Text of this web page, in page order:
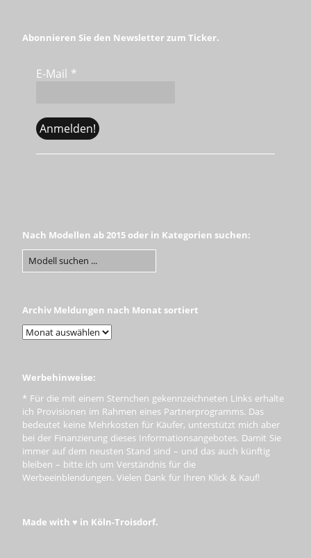
Abonnieren Sie den Newsletter zum Ticker.
E-Mail *
Nach Modellen ab 2015 oder in Kategorien suchen:
Archiv Meldungen nach Monat sortiert
Werbehinweise:
* Für die mit einem Sternchen gekennzeichneten Links erhalte
ich Provisionen im Rahmen eines Partnerprogramms. Das
bedeutet keine Mehrkosten für Käufer, unterstützt mich aber
bei der Finanzierung dieses Informationsangebotes. Damit Sie
immer auf dem neusten Stand sind – und das auch künftig
bleiben – bitte ich um Verständnis für die
Werbeeinblendungen. Vielen Dank für Ihren Klick & Kauf!
Made with ♥ in Köln-Troisdorf.